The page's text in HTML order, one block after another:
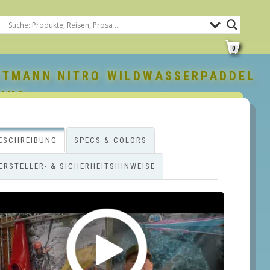
0
NITRO WILDWASSERPADDEL
SPECS & COLORS
& SICHERHEITSHINWEISE